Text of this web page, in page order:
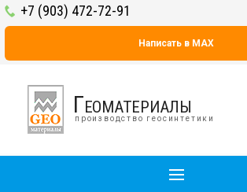
+7 (903) 472-72-91
Написать в MAX
Геоматериалы
производство геосинтетики